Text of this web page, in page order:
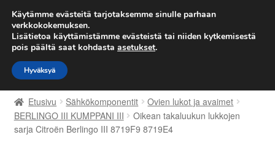
TOIMITUS alkaen 7 EUR
Siirry
navigointiin
Siirry
sisältöön
Etusivu
Kärry
Etusivu Sähkökomponentit
Ovien lukot ja avaimet
BERLINGO III KUMPPANI III
Oikean takaluukun lukkojen
sarja Citroën Berlingo III 8719F9 8719E4
Käytämme evästeitä tarjotaksemme sinulle parhaan
verkkokokemuksen.
Lisätietoa käyttämistämme evästeistä tai niiden kytkemisestä
pois päältä saat kohdasta asetukset.
Hyväksyä